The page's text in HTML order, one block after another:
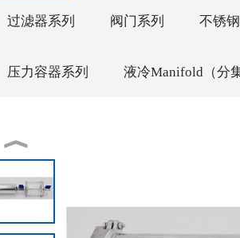
过滤器系列 阀门系列 不锈
压力容器系列 液冷Manifold（分